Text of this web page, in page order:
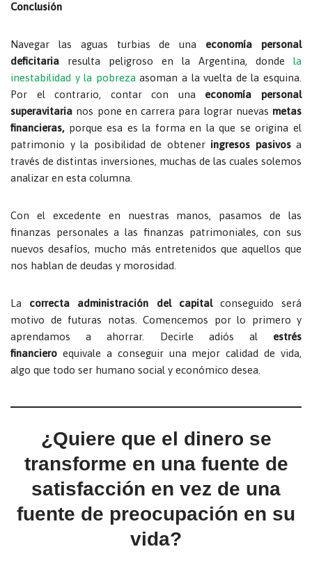
Conclusión
Navegar las aguas turbias de una
economía personal
deficitaria
resulta peligroso en la Argentina, donde
la
inestabilidad y la pobreza asoman a la vuelta de la esquina.
Por el contrario, contar con una
economía personal
superavitaria nos pone en carrera para lograr nuevas metas
financieras, porque esa es la forma en la que se origina el
patrimonio y la posibilidad de obtener ingresos pasivos a
través de distintas inversiones, muchas de las cuales solemos
analizar en esta columna.
Con el excedente en nuestras manos, pasamos de las
finanzas personales a las finanzas patrimoniales, con sus
nuevos desafíos, mucho más entretenidos que aquellos que
nos hablan de deudas y morosidad.
La correcta administración del capital
conseguido será
motivo de futuras notas. Comencemos por lo primero y
aprendamos a ahorrar. Decirle adiós al
estrés
financiero equivale a conseguir una mejor calidad de vida,
algo que todo ser humano social y económico desea.
¿Quiere que el dinero se
transforme en una fuente de
satisfacción en vez de una
fuente de preocupación en su
vida?